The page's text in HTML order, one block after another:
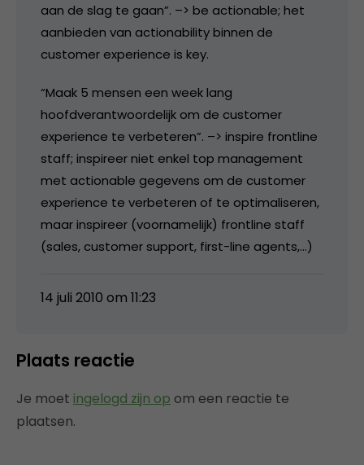
aan de slag te gaan”. –> be actionable; het
aanbieden van actionability binnen de
customer experience is key.
“Maak 5 mensen een week lang
hoofdverantwoordelijk om de customer
experience te verbeteren”. –> inspire frontline
staff; inspireer niet enkel top management
met actionable gegevens om de customer
experience te verbeteren of te optimaliseren,
maar inspireer (voornamelijk) frontline staff
(sales, customer support, first-line agents,…)
14 juli 2010 om 11:23
Plaats reactie
Je moet ingelogd zijn op om een reactie te
plaatsen.